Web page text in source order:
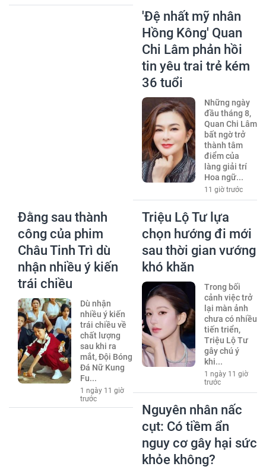
'Đệ nhất mỹ nhân
Hồng Kông' Quan
Chi Lâm phản hồi
tin yêu trai trẻ kém
36 tuổi
Những ngày
đầu tháng 8,
Quan Chi Lâm
bất ngờ trở
thành tâm
điểm của
làng giải trí
Hoa ngữ...
11 giờ trước
Đằng sau thành
công của phim
Châu Tinh Trì dù
nhận nhiều ý kiến
trái chiều
Dù nhận
nhiều ý kiến
trái chiều về
chất lượng
sau khi ra
mắt, Đội Bóng
Đá Nữ Kung
Fu...
1 ngày 11 giờ
trước
Triệu Lộ Tư lựa
chọn hướng đi mới
sau thời gian vướng
khó khăn
Trong bối
cảnh việc trở
lại màn ảnh
chưa có nhiều
tiến triển,
Triệu Lộ Tư
gây chú ý
khi...
1 ngày 11 giờ
trước
Nguyên nhân nấc
cụt: Có tiềm ẩn
nguy cơ gây hại sức
khỏe không?